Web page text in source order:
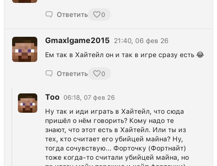
Ответить 0
Gmaxlgame2015
21:40, 06 фев 26
Ем так в Хайтейл он и так в игре сразу есть 😂
Ответить 0
Тоо 06:18, 07 фев 26
Ну так и иди играть в Хайтейл, что сюда
пришёл о нём говорить? Кому надо те
знают, что этот есть в Хайтейл. Или ты из
тех, кто считает его убийцей майна? Ну,
тогда сочувствую... Форточку (Фортнайт)
тоже когда-то считали убийцей майна, но